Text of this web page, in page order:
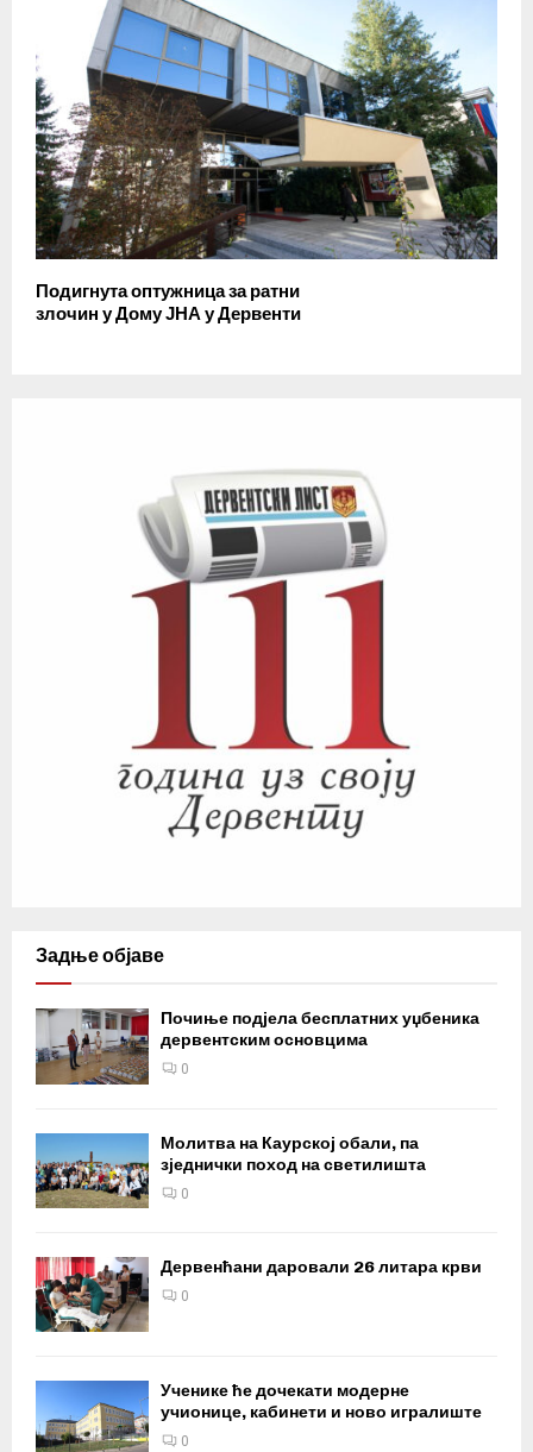
Подигнута оптужница за ратни
злочин у Дому ЈНА у Дервенти
Задње објаве
Почиње подјела бесплатних уџбеника
дервентским основцима
0
Молитва на Каурској обали, па
зједнички поход на светилишта
0
Дервенћани даровали 26 литара крви
0
Ученике ће дочекати модерне
учионице, кабинети и ново игралиште
0